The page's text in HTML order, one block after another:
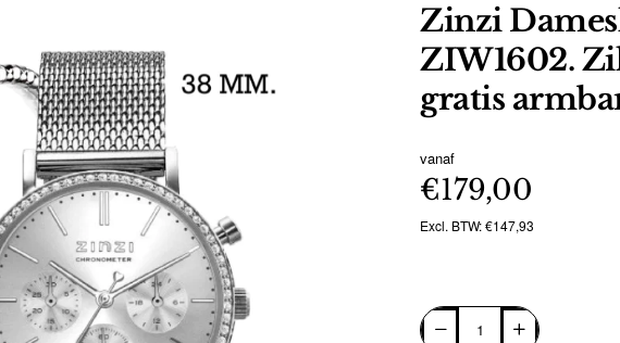
Zinzi
ZIW1602.
gratis
vanaf
€179,00
Excl. BTW: €147,93